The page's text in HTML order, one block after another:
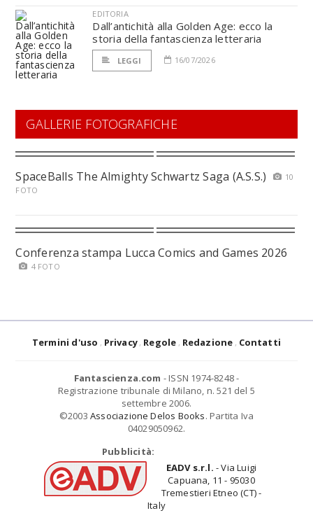
EDITORIA
Dall’antichità alla Golden Age: ecco la
storia della fantascienza letteraria
LEGGI 16/07/2026
GALLERIE FOTOGRAFICHE
SpaceBalls The Almighty Schwartz Saga (A.S.S.)
10
FOTO
Conferenza stampa Lucca Comics and Games 2026
4 FOTO
Termini d'uso Privacy Regole Redazione Contatti
Fantascienza.com - ISSN 1974-8248 -
Registrazione tribunale di Milano, n. 521 del 5
settembre 2006.
©2003 Associazione Delos Books. Partita Iva
04029050962.
Pubblicità:
EADV s.r.l. - Via Luigi
Capuana, 11 - 95030
Tremestieri Etneo (CT) -
Italy